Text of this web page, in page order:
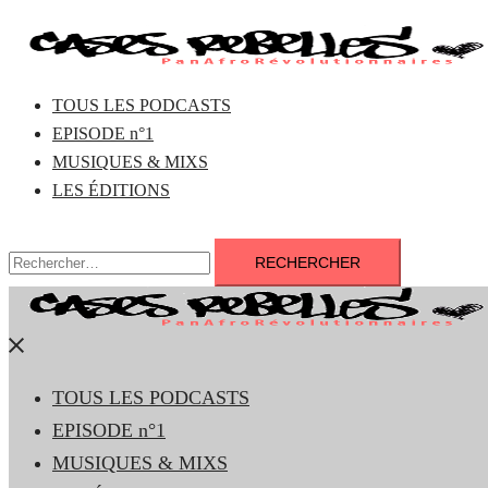
TOUS LES PODCASTS
EPISODE n°1
MUSIQUES & MIXS
LES ÉDITIONS
Rechercher :
Fermer
menu
TOUS LES PODCASTS
EPISODE n°1
MUSIQUES & MIXS